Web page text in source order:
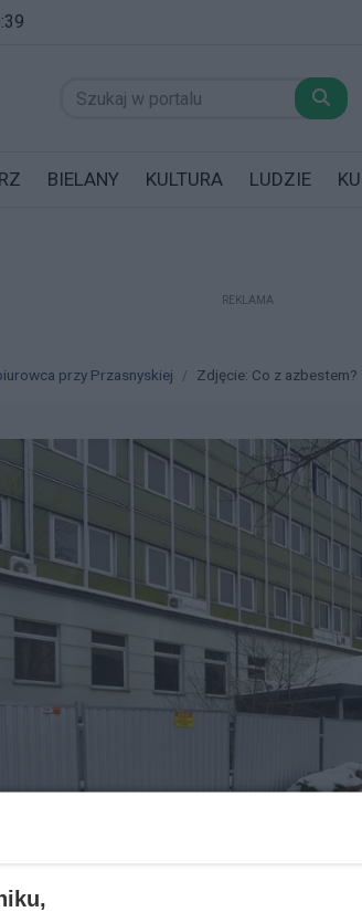
BIELANY KULTURA LUDZIE
REKLAMA
przy Przasnyskiej Zdjęcie: Co z